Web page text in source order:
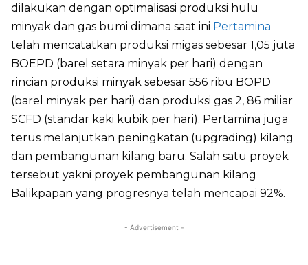
dilakukan dengan optimalisasi produksi hulu
minyak dan gas bumi dimana saat ini Pertamina
telah mencatatkan produksi migas sebesar 1,05 juta
BOEPD (barel setara minyak per hari) dengan
rincian produksi minyak sebesar 556 ribu BOPD
(barel minyak per hari) dan produksi gas 2, 86 miliar
SCFD (standar kaki kubik per hari). Pertamina juga
terus melanjutkan peningkatan (upgrading) kilang
dan pembangunan kilang baru. Salah satu proyek
tersebut yakni proyek pembangunan kilang
Balikpapan yang progresnya telah mencapai 92%.
- Advertisement -